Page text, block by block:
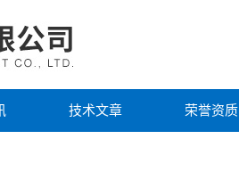
技术文章 荣誉资质